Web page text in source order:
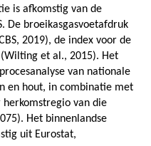
is afkomstig van de
De broeikasgasvoetafdruk
2019), de index voor de
et al., 2015). Het
van nationale
en hout, in combinatie met
herkomstregio van die
Het binnenlandse
uit Eurostat,